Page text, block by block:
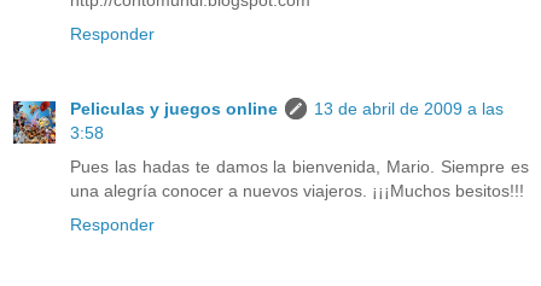
Responder
Peliculas y juegos online
13 de abril de 2009 a las
3:58
Pues las hadas te damos la bienvenida, Mario. Siempre es
una alegría conocer a nuevos viajeros. ¡¡¡Muchos besitos!!!
Responder